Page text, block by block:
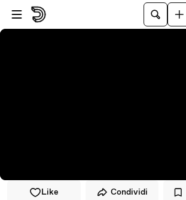
Vai al lettore
Passa al contenuto principale
Like Condividi